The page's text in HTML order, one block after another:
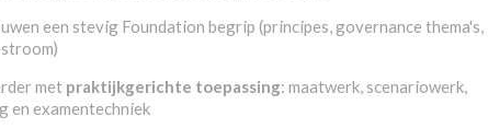
een stevig Foundation begrip (principes, governance thema's,
met praktijkgerichte toepassing: maatwerk, scenariowerk,
en examentechniek